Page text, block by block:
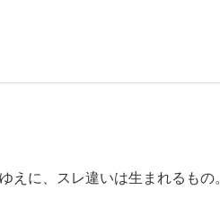
えに、スレ違いは生まれるもの。